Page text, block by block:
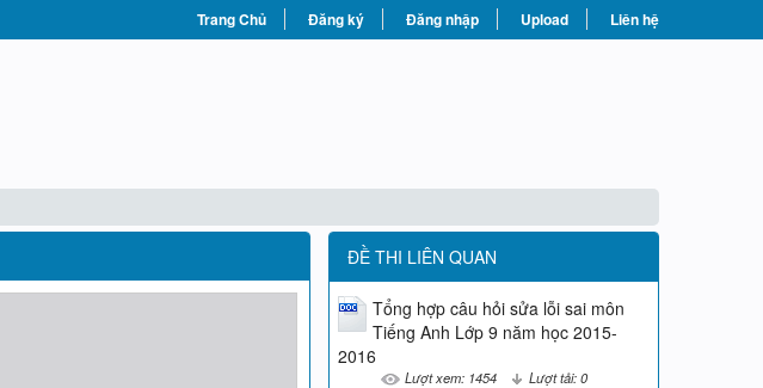
Trang Chủ Đăng ký Đăng nhập Upload Liên hệ
ĐỀ THI LIÊN QUAN
Tổng hợp câu hỏi sửa lỗi sai môn
Tiếng Anh Lớp 9 năm học 2015-
2016
Lượt xem: 1454 Lượt tải: 0